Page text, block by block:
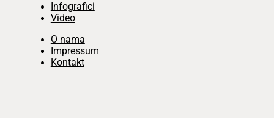
Infografici
Video
O nama
Impressum
Kontakt